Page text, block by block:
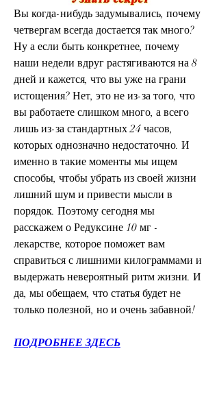
Вы когда-нибудь задумывались, почему
четвергам всегда достается так много?
Ну а если быть конкретнее, почему
наши недели вдруг растягиваются на 8
дней и кажется, что вы уже на грани
истощения? Нет, это не из-за того, что
вы работаете слишком много, а всего
лишь из-за стандартных 24 часов,
которых однозначно недостаточно. И
именно в такие моменты мы ищем
способы, чтобы убрать из своей жизни
лишний шум и привести мысли в
порядок. Поэтому сегодня мы
расскажем о Редуксине 10 мг -
лекарстве, которое поможет вам
справиться с лишними килограммами и
выдержать невероятный ритм жизни. И
да, мы обещаем, что статья будет не
только полезной, но и очень забавной!
ПОДРОБНЕЕ ЗДЕСЬ